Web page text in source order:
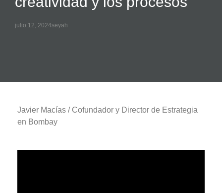
julio 12, 2024seyah
Javier Macías / Cofundador y Director de Estrategia
en Bombay